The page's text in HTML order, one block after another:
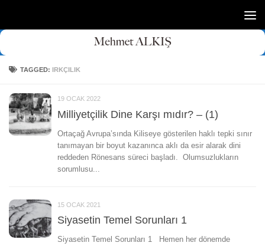
TAGGED: IRKÇILIK
19 OCAK 2022
Milliyetçilik Dine Karşı mıdır? – (1)
Ortaçağ Avrupa’sında Kiliseye gösterilen haklı tepki sınır
tanımayan bir boyut kazanınca aklı da esir alarak dini
reddeden Rönesans süreci başladı. Olumsuzlukların
sorumlusu...
15 OCAK 2021
Siyasetin Temel Sorunları 1
Siyasetin Temel Sorunları 1 Hemen her dönemde